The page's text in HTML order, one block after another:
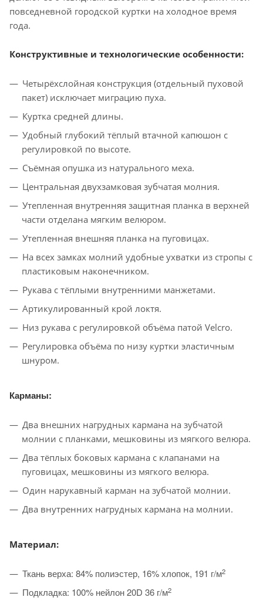
повседневной городской куртки на холодное время
года.
Конструктивные и технологические особенности:
Четырёхслойная конструкция (отдельный пуховой
пакет) исключает миграцию пуха.
Куртка средней длины.
Удобный глубокий тёплый втачной капюшон с
регулировкой по высоте.
Съёмная опушка из натурального меха.
Центральная двухзамковая зубчатая молния.
Утепленная внутренняя защитная планка в верхней
части отделана мягким велюром.
Утепленная внешняя планка на пуговицах.
На всех замках молний удобные ухватки из стропы с
пластиковым наконечником.
Рукава с тёплыми внутренними манжетами.
Артикулированный крой локтя.
Низ рукава с регулировкой объёма патой Velcro.
Регулировка объёма по низу куртки эластичным
шнуром.
Карманы:
Два внешних нагрудных кармана на зубчатой
молнии с планками, мешковины из мягкого велюра.
Два тёплых боковых кармана с клапанами на
пуговицах, мешковины из мягкого велюра.
Один нарукавный карман на зубчатой молнии.
Два внутренних нагрудных кармана на молнии.
Материал:
Ткань верха: 84% полиэстер, 16% хлопок, 191 г/м2
Подкладка: 100% нейлон 20D 36 г/м2